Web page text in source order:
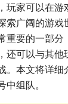
玩家可以在游
索广阔的游戏
重要的一部分
还可以与其他
。本文将详细
中组队。